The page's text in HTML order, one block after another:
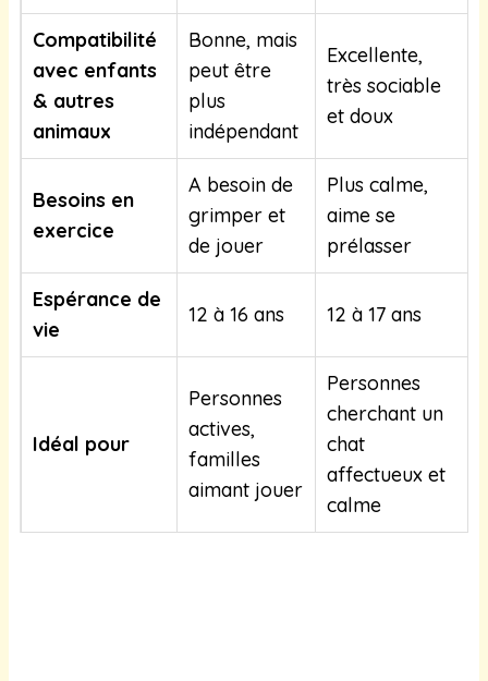
Compatibilité
avec enfants
& autres
animaux
Bonne, mais
peut être
plus
indépendant
Excellente,
très sociable
et doux
Besoins en
exercice
A besoin de
grimper et
de jouer
Plus calme,
aime se
prélasser
Espérance de
vie
12 à 16 ans 12 à 17 ans
Idéal pour
Personnes
actives,
familles
aimant jouer
Personnes
cherchant un
chat
affectueux et
calme